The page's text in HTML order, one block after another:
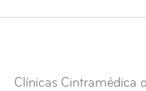
Clínicas Cintramédica